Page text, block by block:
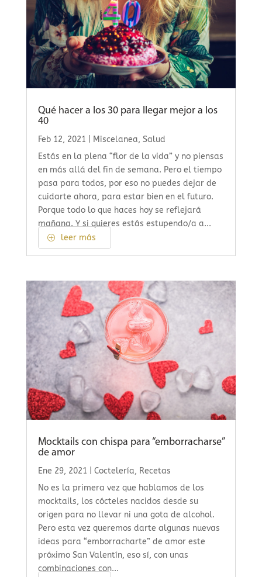
Qué hacer a los 30 para llegar mejor a los
40
Feb 12, 2021 Miscelanea, Salud
Estás en la plena “flor de la vida” y no piensas
en más allá del fin de semana. Pero el tiempo
pasa para todos, por eso no puedes dejar de
cuidarte ahora, para estar bien en el futuro.
Porque todo lo que haces hoy se reflejará
mañana. Y si quieres estás estupendo/a a...
leer más
Mocktails con chispa para “emborracharse”
de amor
Ene 29, 2021 Coctelería, Recetas
No es la primera vez que hablamos de los
mocktails, los cócteles nacidos desde su
origen para no llevar ni una gota de alcohol.
Pero esta vez queremos darte algunas nuevas
ideas para “emborracharte” de amor este
próximo San Valentín, eso sí, con unas
combinaciones con...